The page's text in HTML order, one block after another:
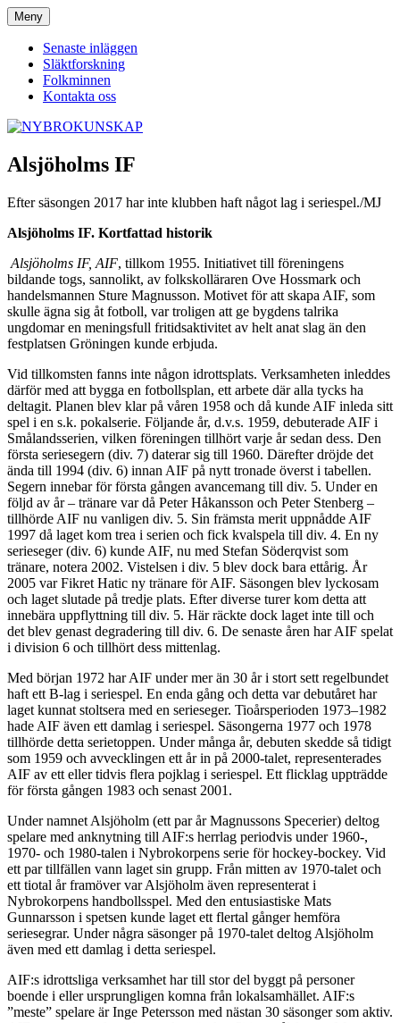
Hoppa
till
innehåll
NYBROKUNSKAP
Meny
Senaste inläggen
Släktforskning
Folkminnen
Kontakta oss
Alsjöholms IF
Efter säsongen 2017 har inte klubben haft något lag i seriespel./MJ
Alsjöholms IF. Kortfattad historik
Alsjöholms IF, AIF, tillkom 1955. Initiativet till föreningens
bildande togs, sannolikt, av folkskolläraren Ove Hossmark och
handelsmannen Sture Magnusson. Motivet för att skapa AIF, som
skulle ägna sig åt fotboll, var troligen att ge bygdens talrika
ungdomar en meningsfull fritidsaktivitet av helt anat slag än den
festplatsen Gröningen kunde erbjuda.
Vid tillkomsten fanns inte någon idrottsplats. Verksamheten inleddes
därför med att bygga en fotbollsplan, ett arbete där alla tycks ha
deltagit. Planen blev klar på våren 1958 och då kunde AIF inleda sitt
spel i en s.k. pokalserie. Följande år, d.v.s. 1959, debuterade AIF i
Smålandsserien, vilken föreningen tillhört varje år sedan dess. Den
första seriesegern (div. 7) daterar sig till 1960. Därefter dröjde det
ända till 1994 (div. 6) innan AIF på nytt tronade överst i tabellen.
Segern innebar för första gången avancemang till div. 5. Under en
följd av år – tränare var då Peter Håkansson och Peter Stenberg –
tillhörde AIF nu vanligen div. 5. Sin främsta merit uppnådde AIF
1997 då laget kom trea i serien och fick kvalspela till div. 4. En ny
serieseger (div. 6) kunde AIF, nu med Stefan Söderqvist som
tränare, notera 2002. Vistelsen i div. 5 blev dock bara ettårig. År
2005 var Fikret Hatic ny tränare för AIF. Säsongen blev lyckosam
och laget slutade på tredje plats. Efter diverse turer kom detta att
innebära uppflyttning till div. 5. Här räckte dock laget inte till och
det blev genast degradering till div. 6. De senaste åren har AIF spelat
i division 6 och tillhört dess mittenlag.
Med början 1972 har AIF under mer än 30 år i stort sett regelbundet
haft ett B-lag i seriespel. En enda gång och detta var debutåret har
laget kunnat stoltsera med en serieseger. Tioårsperioden 1973–1982
hade AIF även ett damlag i seriespel. Säsongerna 1977 och 1978
tillhörde detta serietoppen. Under många år, debuten skedde så tidigt
som 1959 och avvecklingen ett år in på 2000-talet, representerades
AIF av ett eller tidvis flera pojklag i seriespel. Ett flicklag uppträdde
för första gången 1983 och senast 2001.
Under namnet Alsjöholm (ett par år Magnussons Specerier) deltog
spelare med anknytning till AIF:s herrlag periodvis under 1960-,
1970- och 1980-talen i Nybrokorpens serie för hockey-bockey. Vid
ett par tillfällen vann laget sin grupp. Från mitten av 1970-talet och
ett tiotal år framöver var Alsjöholm även representerat i
Nybrokorpens handbollsspel. Med den entusiastiske Mats
Gunnarsson i spetsen kunde laget ett flertal gånger hemföra
seriesegrar. Under några säsonger på 1970-talet deltog Alsjöholm
även med ett damlag i detta seriespel.
AIF:s idrottsliga verksamhet har till stor del byggt på personer
boende i eller ursprungligen komna från lokalsamhället. AIF:s
”meste” spelare är Inge Petersson med nästan 30 säsonger som aktiv.